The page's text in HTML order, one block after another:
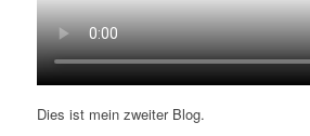
Dies ist mein zweiter Blog.